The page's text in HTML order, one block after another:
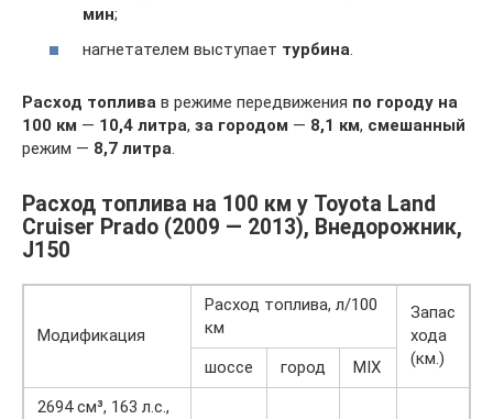
мин;
нагнетателем выступает турбина.
Расход топлива в режиме передвижения по городу на
100 км — 10,4 литра, за городом — 8,1 км, смешанный
режим — 8,7 литра.
Расход топлива на 100 км у Toyota Land
Cruiser Prado (2009 — 2013), Внедорожник,
J150
Модификация
Расход топлива, л/100
км
Запас
хода
(км.)
шоссе город
MIX
2694 см³, 163 л.с.,